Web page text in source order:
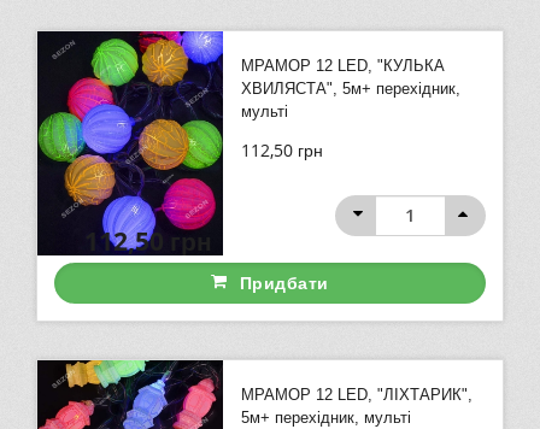
МРАМОР 12 LED, "КУЛЬКА
ХВИЛЯСТА", 5м+ перехідник,
мульті
112,50 грн
112,50 грн
Придбати
МРАМОР 12 LED, "ЛІХТАРИК",
5м+ перехідник, мульті